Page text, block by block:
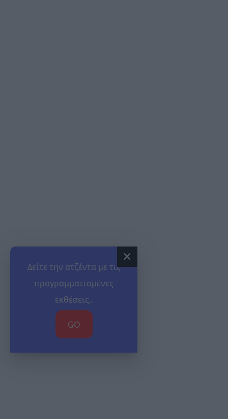
×
Δείτε την ατζέντα με τις
προγραμματισμένες
εκθέσεις..
GO